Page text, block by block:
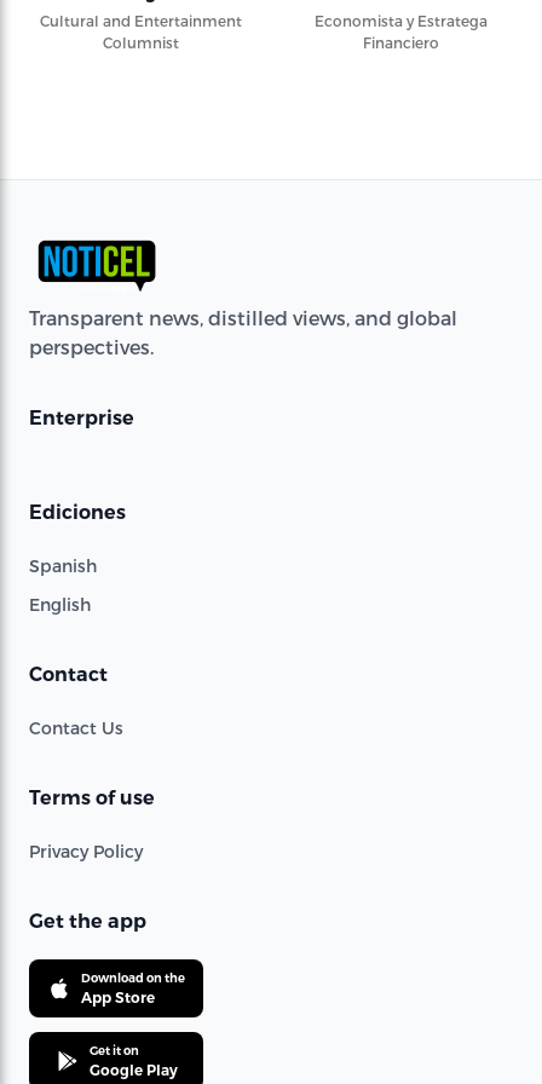
Cultural and Entertainment
Columnist
Economista y Estratega
Financiero
Transparent news, distilled views, and global
perspectives.
Enterprise
Ediciones
Spanish
English
Contact
Contact Us
Terms of use
Privacy Policy
Get the app
Download on the
App Store
Get it on
Google Play